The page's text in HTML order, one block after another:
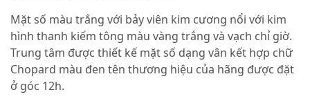
Mặt số màu trắng với bảy viên kim cương nổi với kim
hình thanh kiếm tông màu vàng trắng và vạch chỉ giờ.
Trung tâm được thiết kế mặt số dạng vân kết hợp chữ
Chopard màu đen tên thương hiệu của hãng được đặt
ở góc 12h.